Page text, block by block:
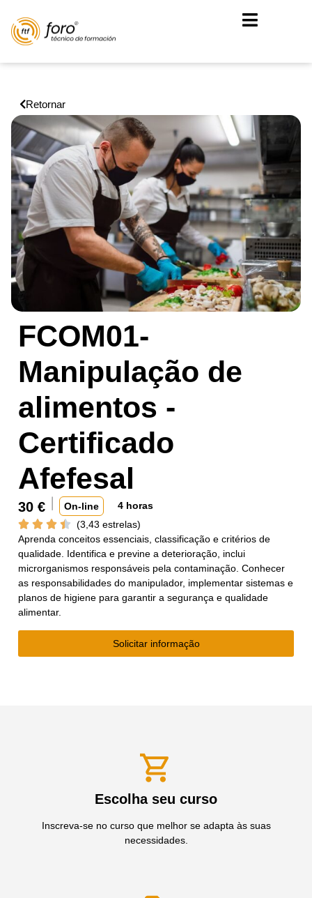
Retornar
FCOM01-
Manipulação de
alimentos -
Certificado
Afefesal
30 € On-line
4 horas
(3,43 estrelas)
Aprenda conceitos essenciais, classificação e critérios de
qualidade. Identifica e previne a deterioração, inclui
microrganismos responsáveis pela contaminação. Conhecer
as responsabilidades do manipulador, implementar sistemas e
planos de higiene para garantir a segurança e qualidade
alimentar.
Solicitar informação
Escolha seu curso
Inscreva-se no curso que melhor se adapta às suas
necessidades.